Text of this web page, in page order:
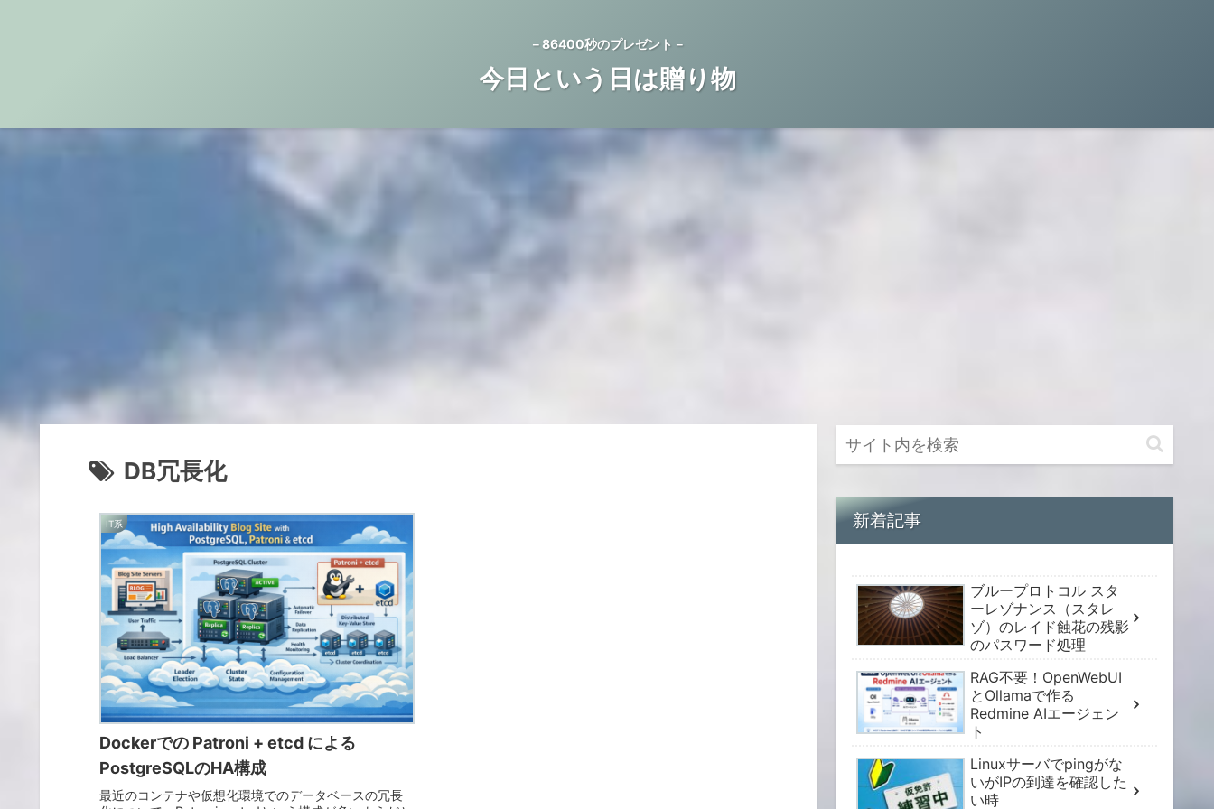
－86400秒のプレゼント－
今日という日は贈り物
DB冗長化
IT系
Dockerでの Patroni + etcd による
PostgreSQLのHA構成
最近のコンテナや仮想化環境でのデータベースの冗長
新着記事
ブループロトコル スタ
ーレゾナンス（スタレ
ゾ）のレイド蝕花の残影
のパスワード処理
RAG不要！OpenWebUI
とOllamaで作る
Redmine AIエージェン
ト
Linuxサーバでpingがな
いがIPの到達を確認した
い時